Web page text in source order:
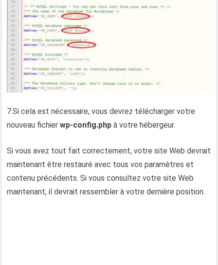
7.Si cela est nécessaire, vous devrez télécharger votre
nouveau fichierwp-config.php à votre hébergeur.
Si vous avez tout fait correctement, votre site Web devrait
maintenant être restauré avec tous vos paramètres et
contenu précédents. Si vous consultez votre site Web
maintenant, il devrait ressembler à votre dernière position.